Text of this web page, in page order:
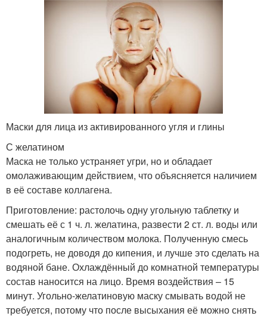
Маска с йогуртом
Маска с алоэ Маска из алоэ
Маска из яичного белка Маска с левомицетином
Маска с медом
Маски из салициловой
Прыщи в домашних
условиях
Маска от черных
прыщей
Маски для лица из активированного угля и глины
С желатином
Маска не только устраняет угри, но и обладает
омолаживающим действием, что объясняется наличием
в её составе коллагена.
Приготовление: растолочь одну угольную таблетку и
смешать её с 1 ч. л. желатина, развести 2 ст. л. воды или
аналогичным количеством молока. Полученную смесь
подогреть, не доводя до кипения, и лучше это сделать на
водяной бане. Охлаждённый до комнатной температуры
состав наносится на лицо. Время воздействия – 15
минут. Угольно-желатиновую маску смывать водой не
требуется, потому что после высыхания её можно снять